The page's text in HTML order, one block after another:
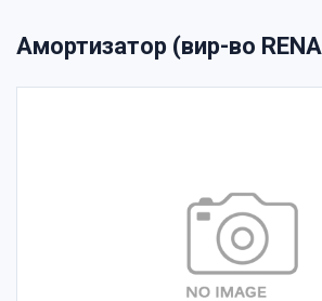
Амортизатор (вир-во